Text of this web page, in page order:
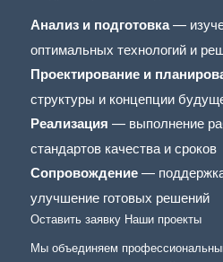
Анализ и подготовка—
оптимальных технологий и
Проектирование и
структуры и концепции
Реализация — выполнение
стандартов качества и сроков
Сопровождение—
улучшение готовых решений
Оставить заявку Наши проекты
Мы объединяем